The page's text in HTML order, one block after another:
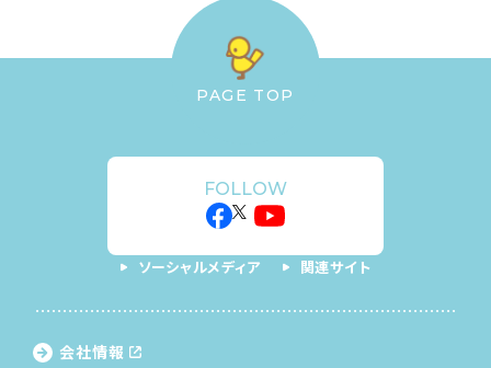
PAGE TOP
FOLLOW
ソーシャルメディア 関連サイト
会社情報